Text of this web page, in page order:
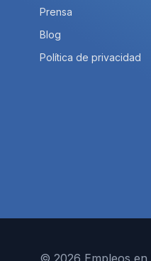
Prensa
Blog
Política de privacidad
© 2026 Empleos en